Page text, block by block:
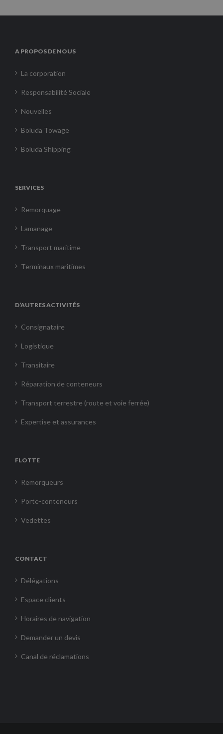
A PROPOS DE NOUS
La corporation
Responsabilité Sociale
Nouvelles
Boluda Towage
Boluda Shipping
SERVICES
Remorquage
Lamanage
Transport maritime
Terminaux maritimes
D’AUTRES ACTIVITÉS
Consignataire
Logistique
Transitaire
Réparation de conteneurs
Transport terrestre (route et voie ferrée)
Expertise et assurances
FLOTTE
Remorqueurs
Porte-conteneurs
Vedettes
CONTACT
Délégations
Espace clients
Horaires de navigation
Demander un devis
Canal de réclamations